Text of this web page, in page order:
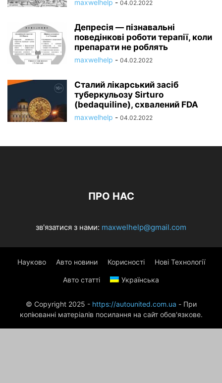
maxwelhelp - 04.02.2022
Депресія — пізнавальні
поведінкові роботи терапії, коли
препарати не роблять
maxwelhelp - 04.02.2022
Сталий лікарський засіб
туберкульозу Sirturo
(bedaquiline), схвалений FDA
maxwelhelp - 04.02.2022
ПРО НАС
зв'язатися з нами: maxwelhelp@gmail.com
Науково Авто новини Корисності Нові Технології
Авто статті Українська
© Copyright 2025 - https://autounited.com.ua - При
копіюванні матеріалів посилання на сайт обов'язкове.